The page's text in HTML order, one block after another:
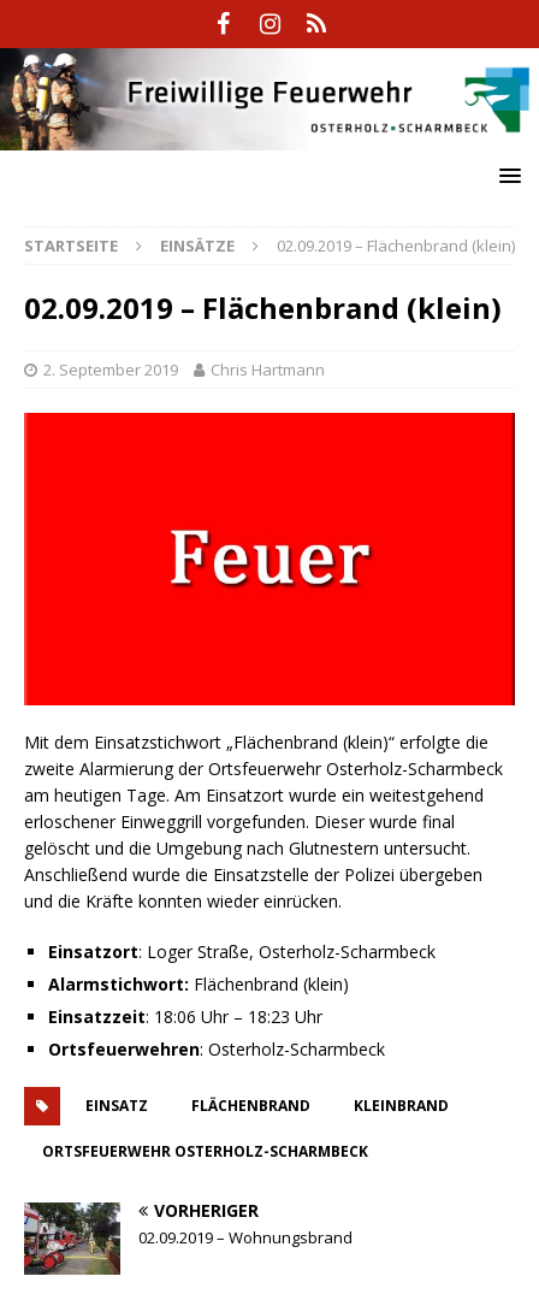
STARTSEITE EINSÄTZE 02.09.2019 – Flächenbrand (klein)
02.09.2019 – Flächenbrand (klein)
2. September 2019 Chris Hartmann
Mit dem Einsatzstichwort „Flächenbrand (klein)“ erfolgte die
zweite Alarmierung der Ortsfeuerwehr Osterholz-Scharmbeck
am heutigen Tage. Am Einsatzort wurde ein weitestgehend
erloschener Einweggrill vorgefunden. Dieser wurde final
gelöscht und die Umgebung nach Glutnestern untersucht.
Anschließend wurde die Einsatzstelle der Polizei übergeben
und die Kräfte konnten wieder einrücken.
Einsatzort: Loger Straße, Osterholz-Scharmbeck
Alarmstichwort: Flächenbrand (klein)
Einsatzzeit: 18:06 Uhr – 18:23 Uhr
Ortsfeuerwehren: Osterholz-Scharmbeck
EINSATZ FLÄCHENBRAND KLEINBRAND
ORTSFEUERWEHR OSTERHOLZ-SCHARMBECK
VORHERIGER
02.09.2019 – Wohnungsbrand